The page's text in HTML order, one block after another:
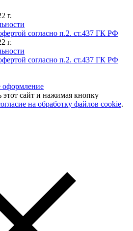
г.
согласно п.2. ст.437 ГК РФ
г.
согласно п.2. ст.437 ГК РФ
оформление
этот сайт и нажимая кнопку
на обработку файлов cookie.